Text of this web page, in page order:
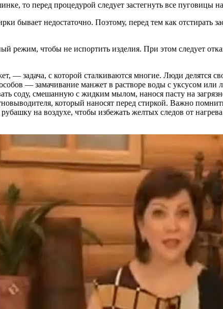
то перед процедурой следует застегнуть все пуговицы
бывает недостаточно. Поэтому, перед тем как отстирать
режим, чтобы не испортить изделия. При этом следует
— задача, с которой сталкиваются многие. Люди делятся
— замачивание манжет в растворе воды с уксусом или
соду, смешанную с жидким мылом, нанося пасту на
который наносят перед стиркой. Важно
на воздухе, чтобы избежать желтых следов от